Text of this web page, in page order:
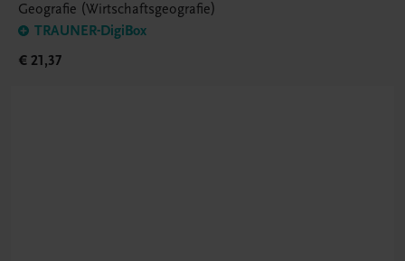
Geografie (Wirtschaftsgeografie)
TRAUNER-DigiBox
€ 21,37